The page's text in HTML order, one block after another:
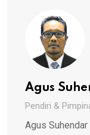
Agus
Pendiri &
Agus